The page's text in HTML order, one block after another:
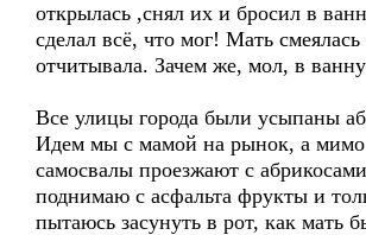
открылась ,снял их и бросил в
сделал всё, что мог! Мать смеялась
отчитывала. Зачем же, мол, в
Все улицы города были усыпаны
Идем мы с мамой на рынок, а мимо
самосвалы проезжают с
поднимаю с асфальта фрукты и
пытаюсь засунуть в рот, как мать